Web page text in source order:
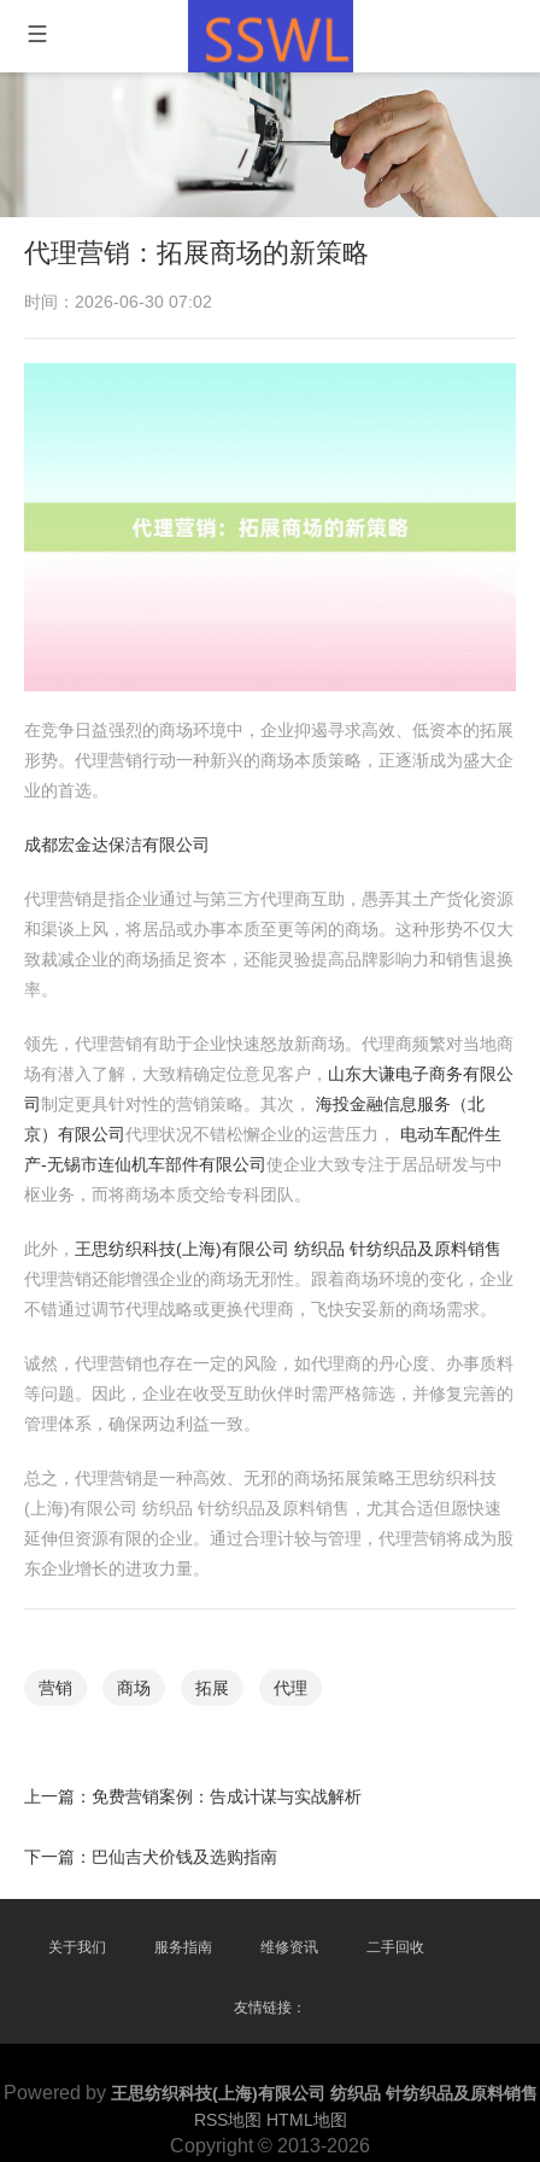
代理营销：拓展商场的新策略
时间：2026-06-30 07:02
在竞争日益强烈的商场环境中，企业抑遏寻求高效、低资本的拓展
形势。代理营销行动一种新兴的商场本质策略，正逐渐成为盛大企
业的首选。
成都宏金达保洁有限公司
代理营销是指企业通过与第三方代理商互助，愚弄其土产货化资源
和渠谈上风，将居品或办事本质至更等闲的商场。这种形势不仅大
致裁减企业的商场插足资本，还能灵验提高品牌影响力和销售退换
率。
领先，代理营销有助于企业快速怒放新商场。代理商频繁对当地商
场有潜入了解，大致精确定位意见客户， 山东大谦电子商务有限公
司制定更具针对性的营销策略。其次， 海投金融信息服务（北
京）有限公司代理状况不错松懈企业的运营压力， 电动车配件生
产-无锡市连仙机车部件有限公司使企业大致专注于居品研发与中
枢业务，而将商场本质交给专科团队。
此外， 王思纺织科技(上海)有限公司 纺织品 针纺织品及原料销售
代理营销还能增强企业的商场无邪性。跟着商场环境的变化，企业
不错通过调节代理战略或更换代理商，飞快安妥新的商场需求。
诚然，代理营销也存在一定的风险，如代理商的丹心度、办事质料
等问题。因此，企业在收受互助伙伴时需严格筛选，并修复完善的
管理体系，确保两边利益一致。
总之，代理营销是一种高效、无邪的商场拓展策略王思纺织科技
(上海)有限公司 纺织品 针纺织品及原料销售，尤其合适但愿快速
延伸但资源有限的企业。通过合理计较与管理，代理营销将成为股
东企业增长的进攻力量。
营销 商场 拓展 代理
上一篇： 免费营销案例：告成计谋与实战解析
下一篇： 巴仙吉犬价钱及选购指南
关于我们 服务指南 维修资讯 二手回收
友情链接：
Powered by 王思纺织科技(上海)有限公司 纺织品 针纺织品及原料销售
RSS地图 HTML地图
Copyright © 2013-2026